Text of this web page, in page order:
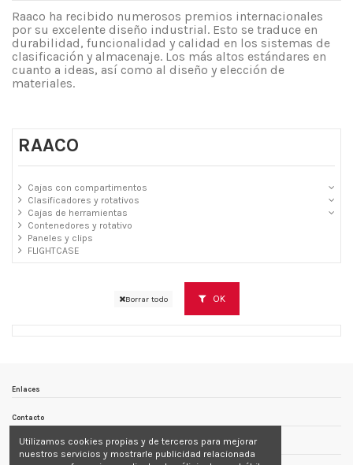
Raaco ha recibido numerosos premios internacionales
por su excelente diseño industrial. Esto se traduce en
durabilidad, funcionalidad y calidad en los sistemas de
clasificación y almacenaje. Los más altos estándares en
cuanto a ideas, así como al diseño y elección de
materiales.
RAACO
Cajas con compartimentos
Clasificadores y rotativos
Cajas de herramientas
Contenedores y rotativo
Paneles y clips
FLIGHTCASE
Borrar todo OK
Enlaces
Contacto
Follow us
Utilizamos cookies propias y de terceros para mejorar
nuestros servicios y mostrarle publicidad relacionada